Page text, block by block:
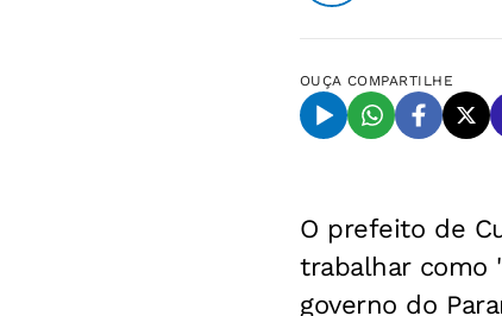
OUÇA COMPARTILHE
O prefeito de
trabalhar como
governo do